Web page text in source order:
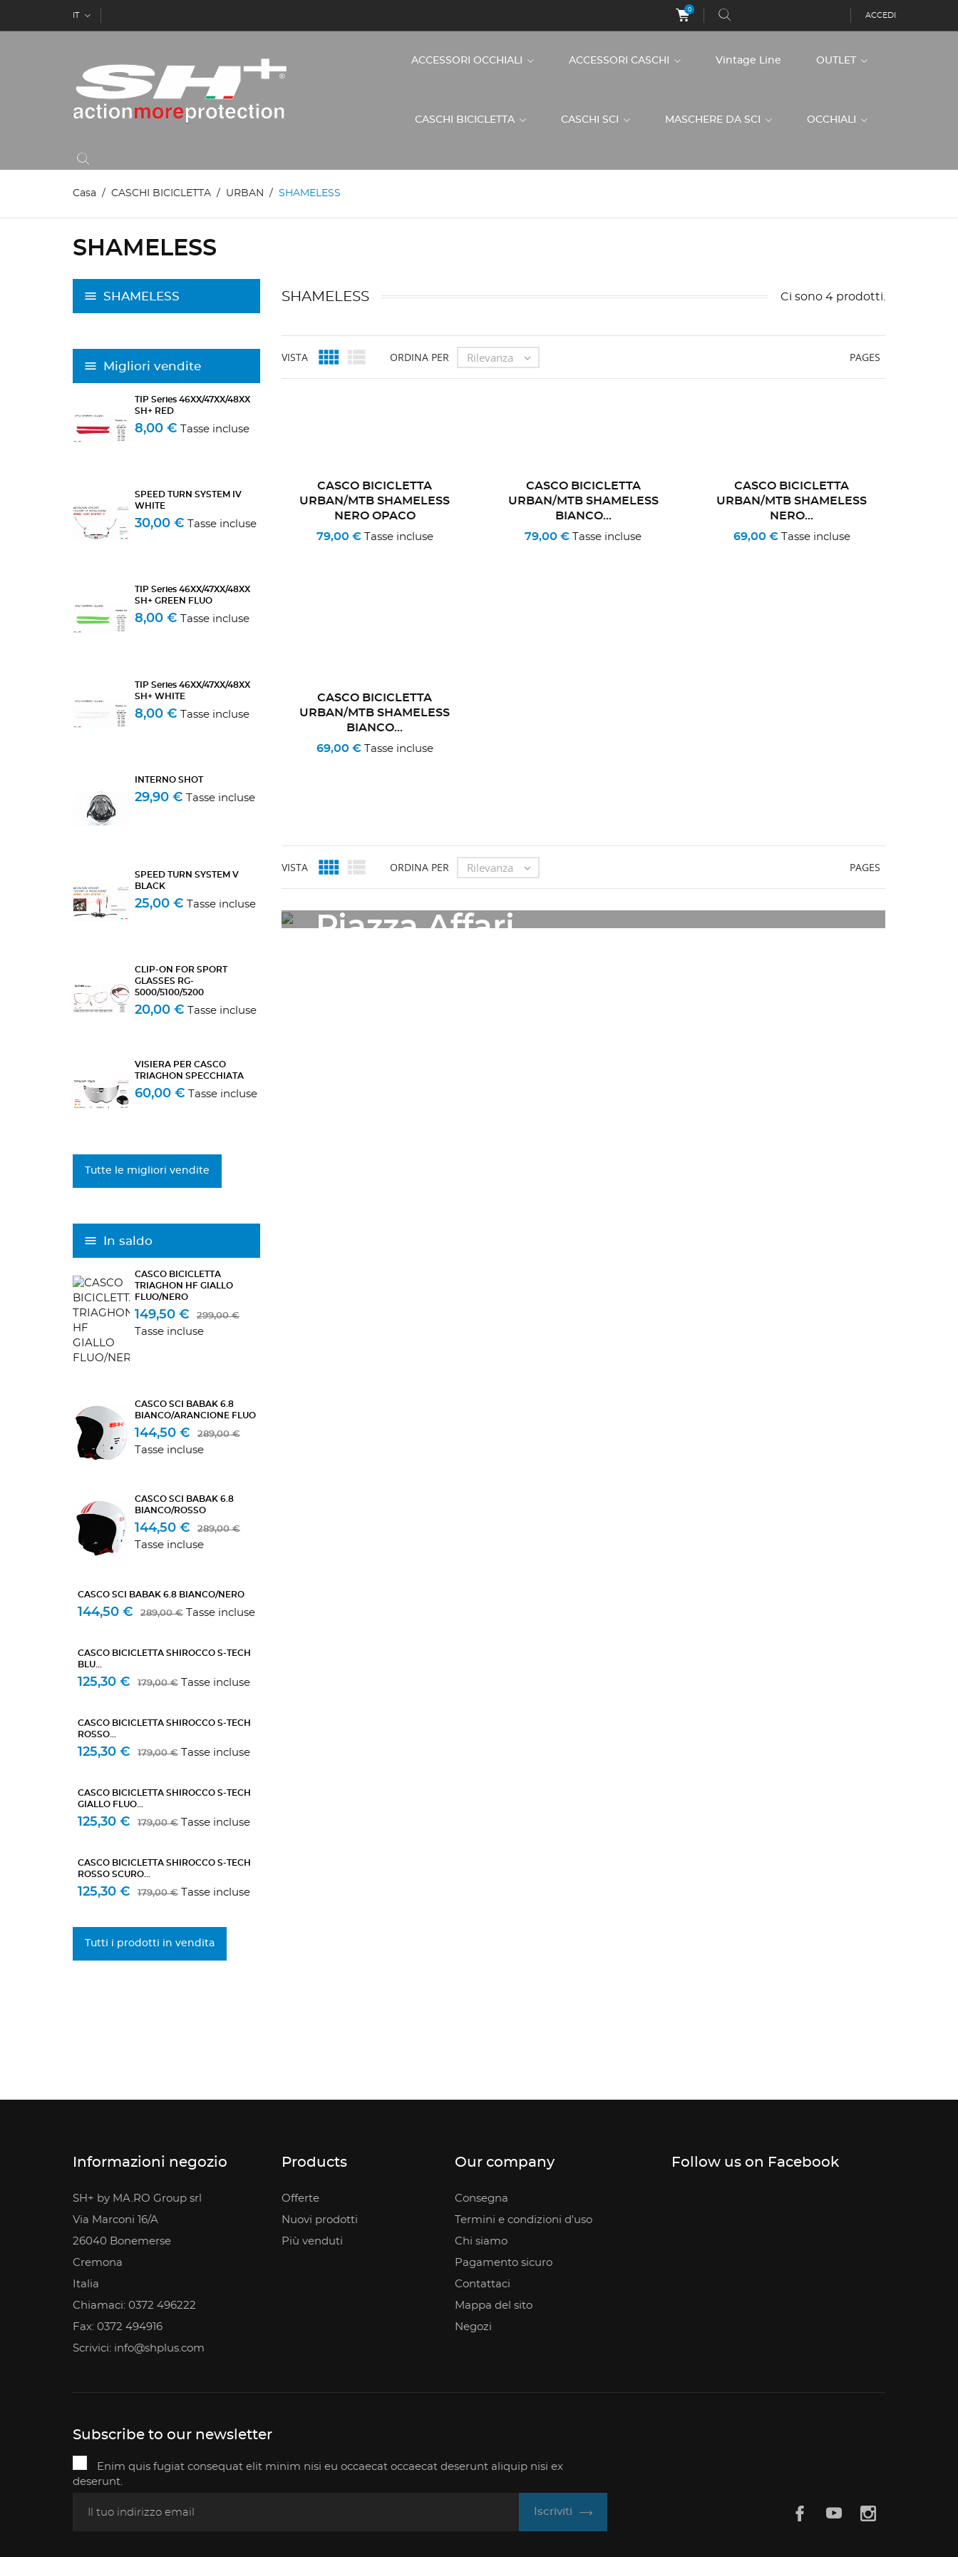
IT
0
ACCEDI
ACCESSORI OCCHIALI ACCESSORI CASCHI Vintage Line OUTLET
CASCHI BICICLETTA CASCHI SCI MASCHERE DA SCI OCCHIALI
Casa CASCHI BICICLETTA URBAN SHAMELESS
SHAMELESS
SHAMELESS
Migliori vendite
TIP Series 46XX/47XX/48XX
SH+ RED
8,00 € Tasse incluse
SPEED TURN SYSTEM IV
WHITE
30,00 € Tasse incluse
TIP Series 46XX/47XX/48XX
SH+ GREEN FLUO
8,00 € Tasse incluse
TIP Series 46XX/47XX/48XX
SH+ WHITE
8,00 € Tasse incluse
INTERNO SHOT
29,90 € Tasse incluse
SPEED TURN SYSTEM V
BLACK
25,00 € Tasse incluse
CLIP-ON FOR SPORT
GLASSES RG-
5000/5100/5200
20,00 € Tasse incluse
VISIERA PER CASCO
TRIAGHON SPECCHIATA
60,00 € Tasse incluse
Tutte le migliori vendite
In saldo
CASCO BICICLETTA
TRIAGHON HF GIALLO
FLUO/NERO
149,50 € 299,00 €
Tasse incluse
CASCO SCI BABAK 6.8
BIANCO/ARANCIONE FLUO
144,50 € 289,00 €
Tasse incluse
CASCO SCI BABAK 6.8
BIANCO/ROSSO
144,50 € 289,00 €
Tasse incluse
CASCO SCI BABAK 6.8 BIANCO/NERO
144,50 € 289,00 € Tasse incluse
CASCO BICICLETTA SHIROCCO S-TECH
BLU...
125,30 € 179,00 € Tasse incluse
CASCO BICICLETTA SHIROCCO S-TECH
ROSSO...
125,30 € 179,00 € Tasse incluse
CASCO BICICLETTA SHIROCCO S-TECH
GIALLO FLUO...
125,30 € 179,00 € Tasse incluse
CASCO BICICLETTA SHIROCCO S-TECH
ROSSO SCURO...
125,30 € 179,00 € Tasse incluse
Tutti i prodotti in vendita
SHAMELESS Ci sono 4 prodotti.
VISTA   ORDINA PER Rilevanza  PAGES
CASCO BICICLETTA
URBAN/MTB SHAMELESS
NERO OPACO
79,00 €Tasse incluse
CASCO BICICLETTA
URBAN/MTB SHAMELESS
BIANCO...
79,00 € Tasse incluse
CASCO BICICLETTA
URBAN/MTB SHAMELESS
NERO...
69,00 €Tasse incluse
CASCO BICICLETTA
URBAN/MTB SHAMELESS
BIANCO...
69,00 €Tasse incluse
VISTA   ORDINA PER Rilevanza  PAGES
OUTLET
Piazza Affari
Informazioni negozio
SH+ by MA.RO Group srl
Via Marconi 16/A
26040 Bonemerse
Cremona
Italia
Chiamaci: 0372 496222
Fax: 0372 494916
Scrivici: info@shplus.com
Products
Offerte
Nuovi prodotti
Più venduti
Our company
Consegna
Termini e condizioni d'uso
Chi siamo
Pagamento sicuro
Contattaci
Mappa del sito
Negozi
Follow us on Facebook
Subscribe to our newsletter
Enim quis fugiat consequat elit minim nisi eu occaecat occaecat deserunt aliquip nisi ex
deserunt.
Iscriviti